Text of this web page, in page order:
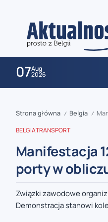
07Aug
2026
zaobserwuj nas
Strona główna / Belgia /
BELGIATRANSPORT
Manifestacja
porty w
Związki zawodowe
Demonstracja stanowi